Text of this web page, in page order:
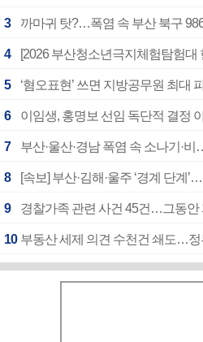
3 까마귀 탓?…폭염 속 부산 북구
4
5 ‘혐오표현’ 쓰면 지방공무원 최대
6 이임생, 홍명보 선임 독단적 결정
7 부산·울산·경남 폭염 속 소나기·
8 [속보] 부산·김해·울주 ‘경계 단계
9 경찰가족 관련 사건 45건…그동안
10 부동산 세제 의견 수천건 쇄도…정